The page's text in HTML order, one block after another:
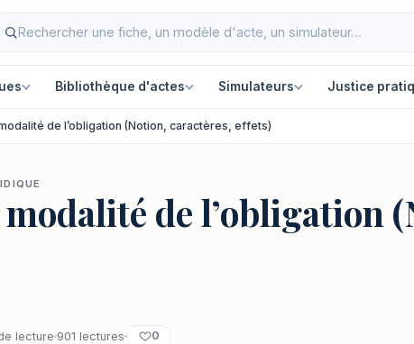
Bibliothèque d'actes Simulateurs Justice
de l’obligation (Notion, caractères, effets)
de l’obligation
lecture 901 lectures 0